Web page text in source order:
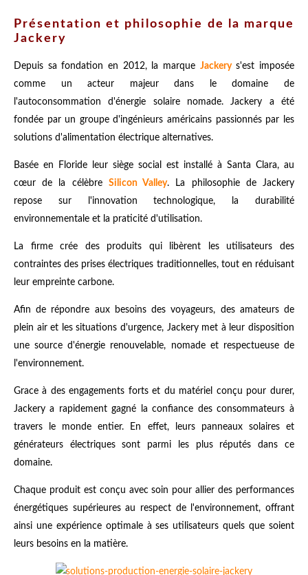
Présentation et philosophie de la marque
Jackery
Depuis sa fondation en 2012, la marque Jackerys'est imposée
comme un acteur majeur dans le domaine de
l'autoconsommation d'énergie solaire nomade. Jackery a été
fondée par un groupe d'ingénieurs américains passionnés par les
solutions d'alimentation électrique alternatives.
Basée en Floride leur siège social est installé à Santa Clara, au
cœur de la célèbre Silicon Valley. La philosophie de Jackery
repose sur l'innovation technologique, la durabilité
environnementale et la praticité d'utilisation.
La firme crée des produits qui libèrent les utilisateurs des
contraintes des prises électriques traditionnelles, tout en réduisant
leur empreinte carbone.
Afin de répondre aux besoins des voyageurs, des amateurs de
plein air et les situations d'urgence, Jackery met à leur disposition
une source d'énergie renouvelable, nomade et respectueuse de
l'environnement.
Grace à des engagements forts et du matériel conçu pour durer,
Jackery a rapidement gagné la confiance des consommateurs à
travers le monde entier. En effet, leurs panneaux solaires et
générateurs électriques sont parmi les plus réputés dans ce
domaine.
Chaque produit est conçu avec soin pour allier des performances
énergétiques supérieures au respect de l'environnement, offrant
ainsi une expérience optimale à ses utilisateurs quels que soient
leurs besoins en la matière.